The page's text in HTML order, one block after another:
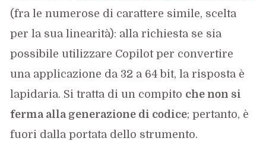
(fra le numerose di carattere simile, scelta
per la sua linearità): alla richiesta se sia
possibile utilizzare Copilot per convertire
una applicazione da 32 a 64 bit, la risposta è
lapidaria. Si tratta di un compito che non si
ferma alla generazione di codice; pertanto, è
fuori dalla portata dello strumento.